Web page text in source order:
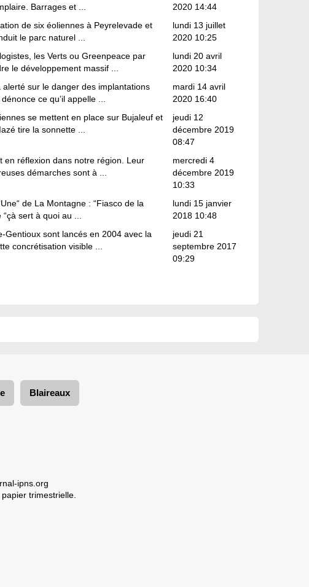
Barrages et ...
2020 14:44
de six éoliennes à Peyrelevade et
le parc naturel ...
lundi 13 juillet
2020 10:25
les Verts ou Greenpeace par
le développement massif ...
lundi 20 avril
2020 10:34
alerté sur le danger des implantations
ce qu’il appelle ...
mardi 14 avril
2020 16:40
se mettent en place sur Bujaleuf et
tire la sonnette ...
jeudi 12
décembre 2019
08:47
en réflexion dans notre région. Leur
démarches sont à ...
mercredi 4
décembre 2019
10:33
de La Montagne : “Fiasco de la
sert à quoi au ...
lundi 15 janvier
2018 10:48
Gentioux sont lancés en 2004 avec la
concrétisation visible ...
jeudi 21
septembre 2017
09:29
Blaireaux
ipns.org
trimestrielle.